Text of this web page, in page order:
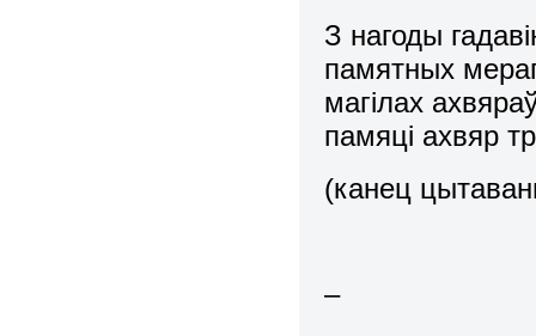
З нагоды
памятных
магілах
памяці ахвяр
(канец
–